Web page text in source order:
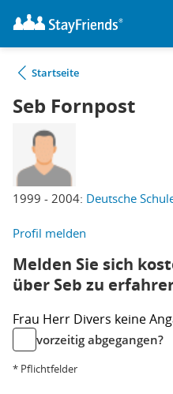
Startseite
Seb Fornpost
1999 - 2004: Deutsche
Profil melden
Melden Sie sich
über Seb zu
Frau Herr Divers keine
vorzeitig abgegangen?
* Pflichtfelder